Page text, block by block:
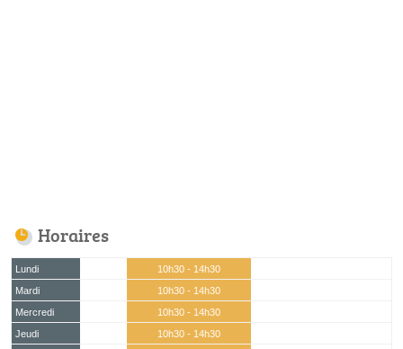
Horaires
Lundi
10h30 - 14h30
Mardi
10h30 - 14h30
Mercredi
10h30 - 14h30
Jeudi
10h30 - 14h30